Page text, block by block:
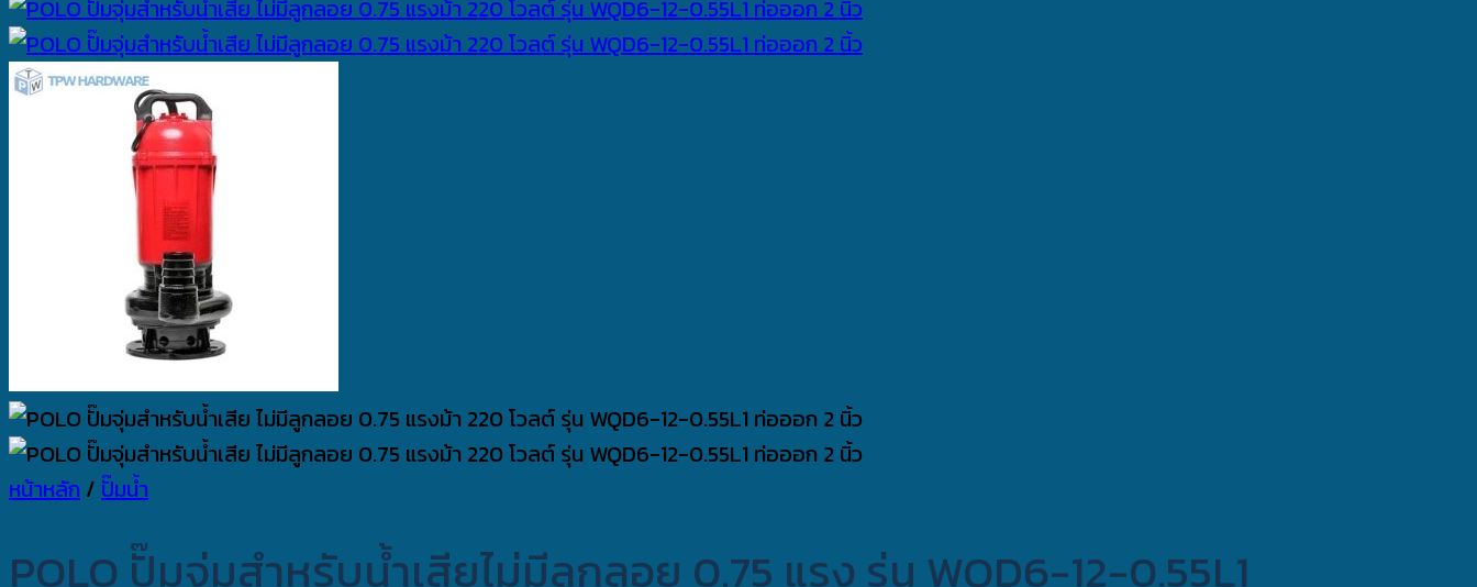
หน้าหลัก / ปั๊มน้ำ
POLO ปั๊มจุ่มสำหรับน้ำเสียไม่มีลูกลอย 0.75 แรง รุ่น WQD6-12-0.55L1